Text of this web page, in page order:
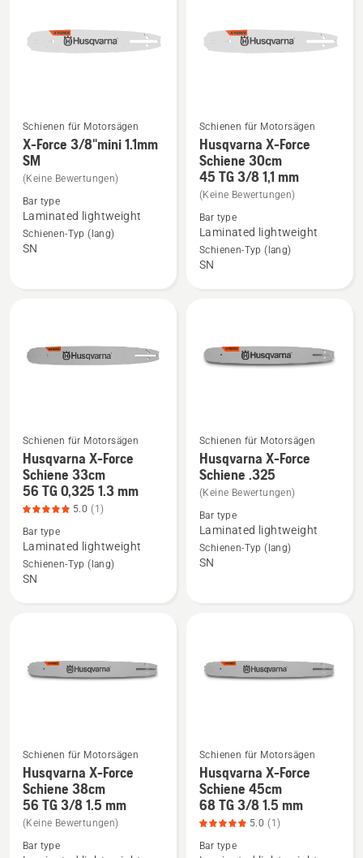
anzeigen
Mehr
Details
zu
Force
3/8"mini
Schienen für Motorsägen
X-Force 3/8"mini 1.1mm
SM
(Keine Bewertungen)
Bar type
Laminated lightweight
Schienen-Typ (lang)
SN
Mehr
Details
Husqvarna
Force
Schiene
anzeigen
Schienen für Motorsägen
Husqvarna X-Force
Schiene 30cm
45 TG 3/8 1,1 mm
(Keine Bewertungen)
Bar type
Laminated lightweight
Schienen-Typ (lang)
SN
Mehr
Details
zu
Force
Schiene
anzeigen,
Schienen für Motorsägen
Husqvarna X-Force
Schiene 33cm
56 TG 0,325 1.3 mm
5.0 (1)
Bar type
Laminated lightweight
Schienen-Typ (lang)
SN
Mehr
Details
zu
Husqvarna
Force
Schienen für Motorsägen
Husqvarna X-Force
Schiene .325
(Keine Bewertungen)
Bar type
Laminated lightweight
Schienen-Typ (lang)
SN
Mehr
Details
zu
Husqvarna
Schienen für Motorsägen
Husqvarna X-Force
Schiene 38cm
56 TG 3/8 1.5 mm
(Keine Bewertungen)
Bar type
Mehr
Details
zu
Schienen für Motorsägen
Husqvarna X-Force
Schiene 45cm
68 TG 3/8 1.5 mm
5.0 (1)
Bar type